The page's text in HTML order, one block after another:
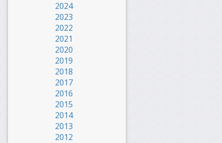
2024
2023
2022
2021
2020
2019
2018
2017
2016
2015
2014
2013
2012